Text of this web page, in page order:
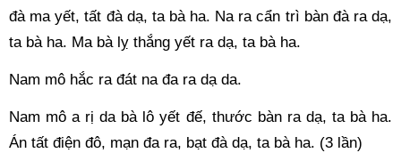
đà ma yết, tất đà dạ, ta bà ha. Na ra cẩn trì bàn đà ra dạ,
ta bà ha. Ma bà lỵ thắng yết ra dạ, ta bà ha.
Nam mô hắc ra đát na đa ra dạ da.
Nam mô a rị da bà lô yết đế, thước bàn ra dạ, ta bà ha.
Án tất điện đô, mạn đa ra, bạt đà dạ, ta bà ha. (3 lần)